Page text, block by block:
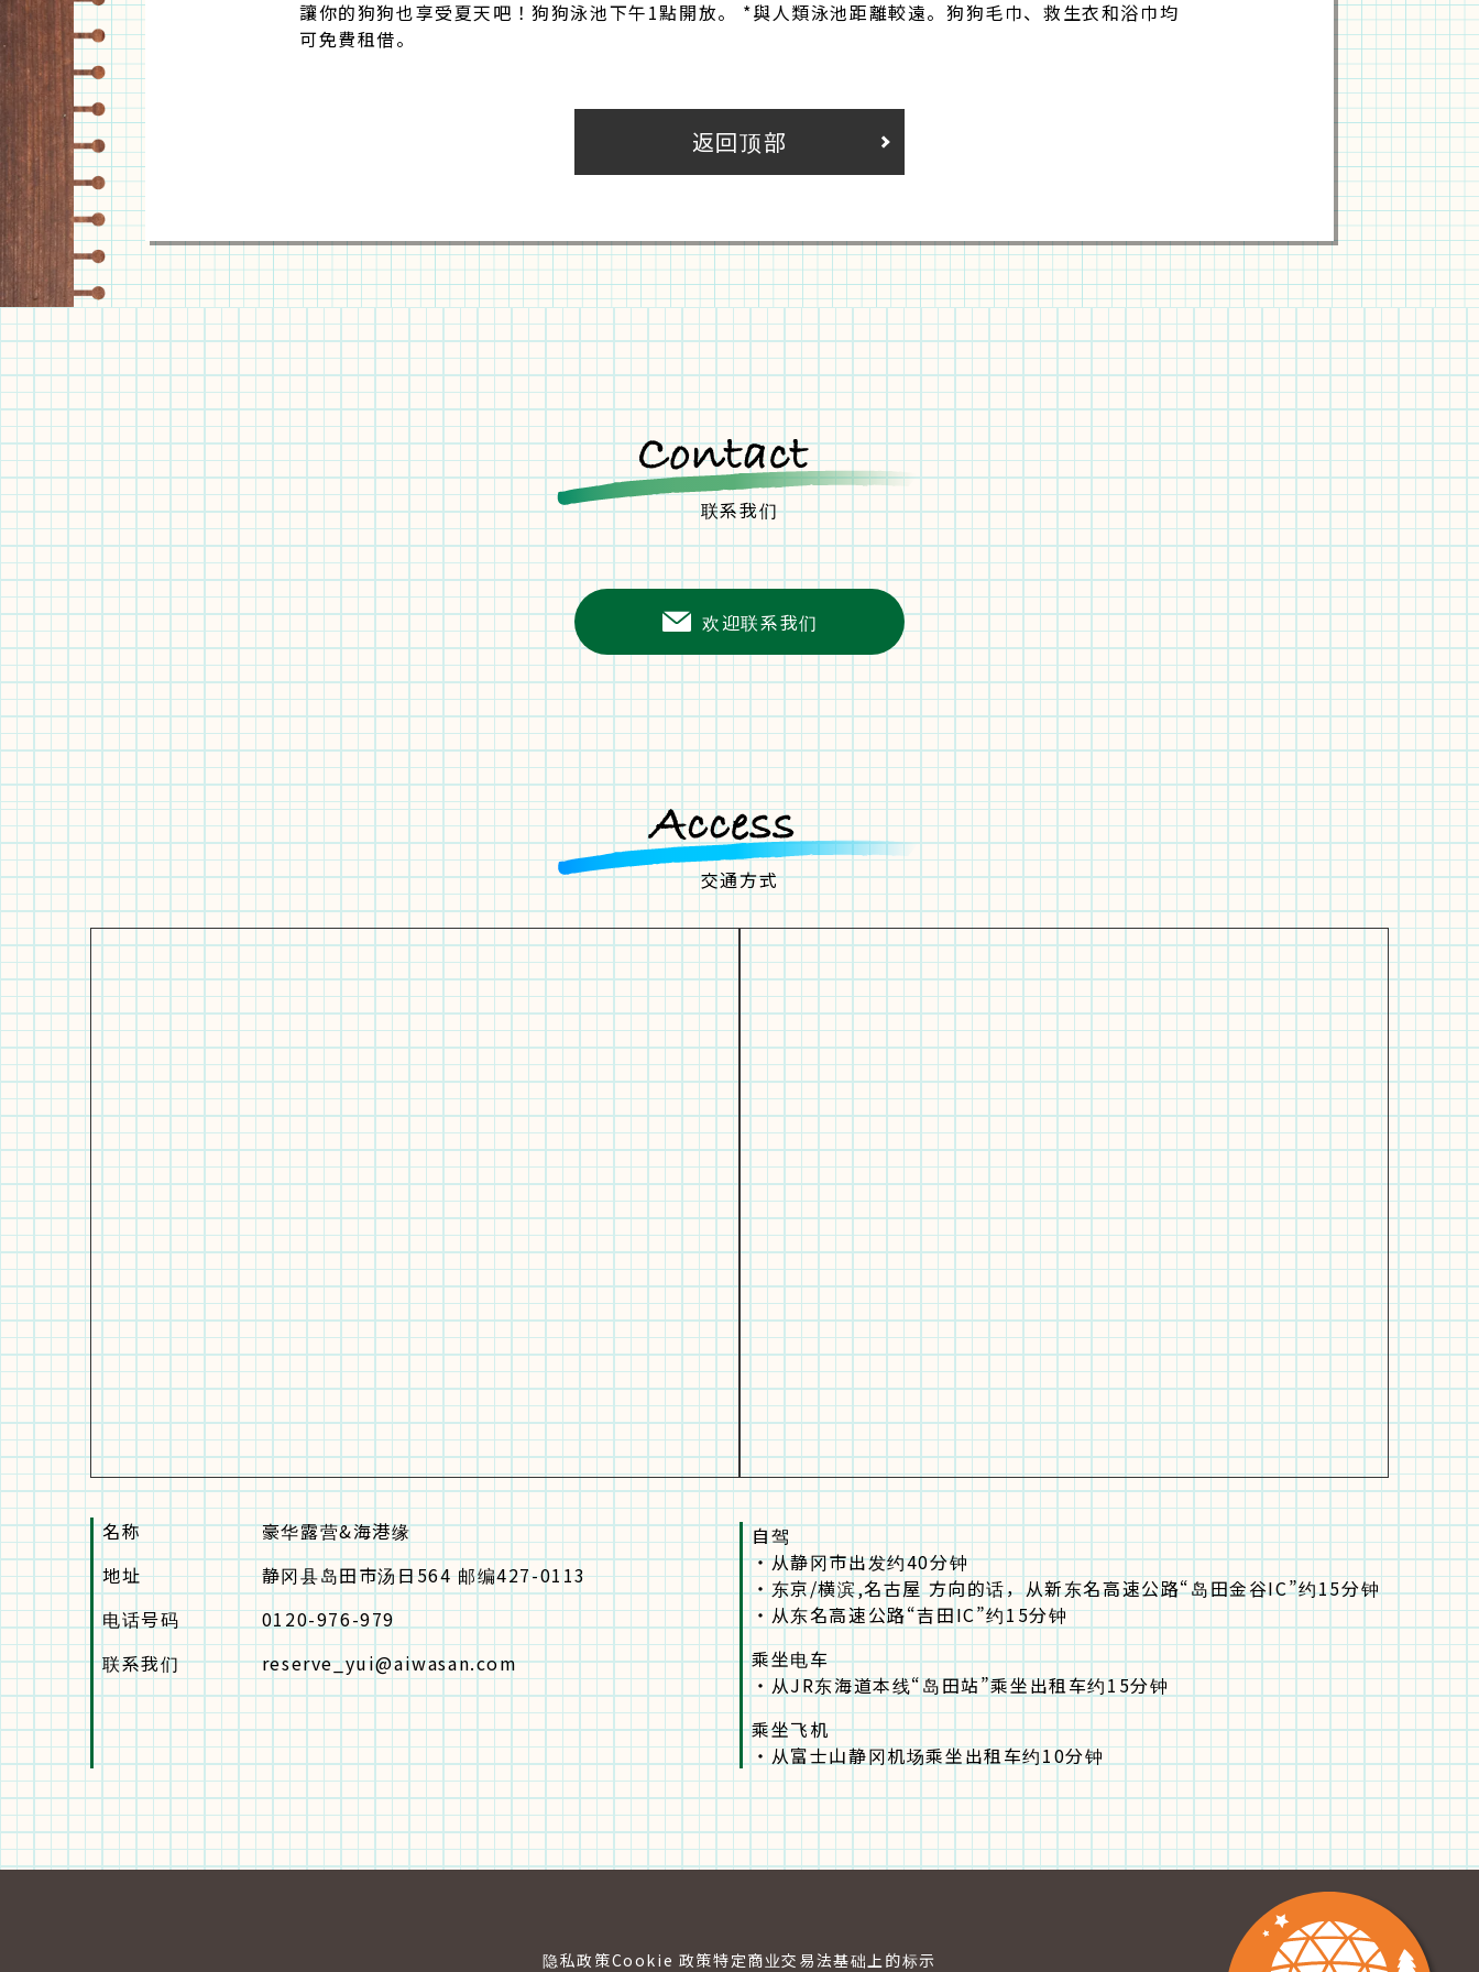
讓你的狗狗也享受夏天吧！狗狗泳池下午1點開放。 *與人類泳池距離較遠。狗狗毛巾、救生衣和浴巾均
可免費租借。
返回顶部
联系我们
欢迎联系我们
交通方式
名称
豪华露营&海港缘
地址
静冈县岛田市汤日564 邮编427-0113
电话号码
0120-976-979
联系我们
reserve_yui@aiwasan.com
自驾
・从静冈市出发约40分钟
・东京/横滨,名古屋 方向的话，从新东名高速公路“岛田金谷IC”约15分钟
・从东名高速公路“吉田IC”约15分钟
乘坐电车
・从JR东海道本线“岛田站”乘坐出租车约15分钟
乘坐飞机
・从富士山静冈机场乘坐出租车约10分钟
隐私政策Cookie 政策特定商业交易法基础上的标示